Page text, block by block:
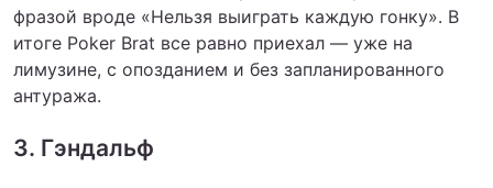
фразой вроде «Нельзя выиграть каждую гонку». В
итоге Poker Brat все равно приехал — уже на
лимузине, с опозданием и без запланированного
антуража.
3. Гэндальф